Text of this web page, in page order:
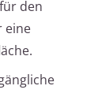
den
eine